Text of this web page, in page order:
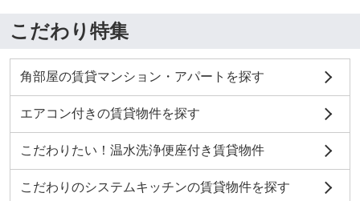
こだわり特集
角部屋の賃貸マンション・アパートを探す
エアコン付きの賃貸物件を探す
こだわりたい！温水洗浄便座付き賃貸物件
こだわりのシステムキッチンの賃貸物件を探す